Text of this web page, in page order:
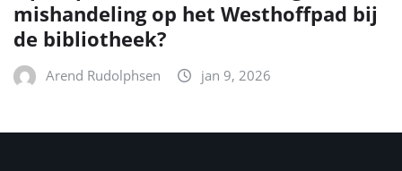
mishandeling op het Westhoffpad bij
de bibliotheek?
Arend Rudolphsen jan 9, 2026